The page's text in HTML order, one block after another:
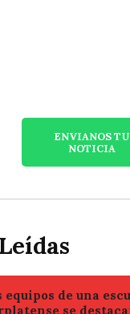
ENVIANOS TU
NOTICIA